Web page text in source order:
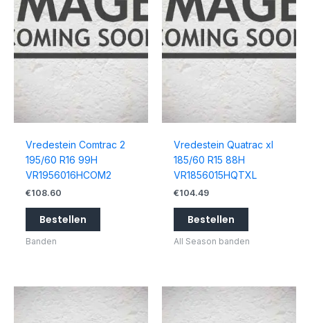
Vredestein Comtrac 2
195/60 R16 99H
VR1956016HCOM2
€108.60
Bestellen
Banden
Vredestein Quatrac xl
185/60 R15 88H
VR1856015HQTXL
€104.49
Bestellen
All Season banden